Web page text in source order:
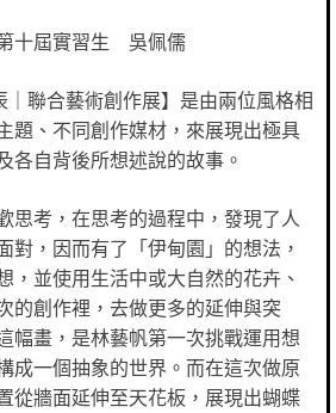
十屆實習生 吳佩儒
聯合藝術創作展】是由兩位風格相
題、不同創作媒材，來展現出極具
各自背後所想述說的故事。
思考，在思考的過程中，發現了人
對，因而有了「伊甸園」的想法，
，並使用生活中或大自然的花卉、
的創作裡，去做更多的延伸與突
幅畫，是林藝帆第一次挑戰運用想
成一個抽象的世界。而在這次做原
從牆面延伸至天花板，展現出蝴蝶